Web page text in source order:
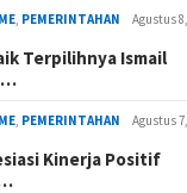
, PEMERINTAHAN
Agustus 8,
Terpilihnya Ismail
, PEMERINTAHAN
Agustus 7,
Kinerja Positif